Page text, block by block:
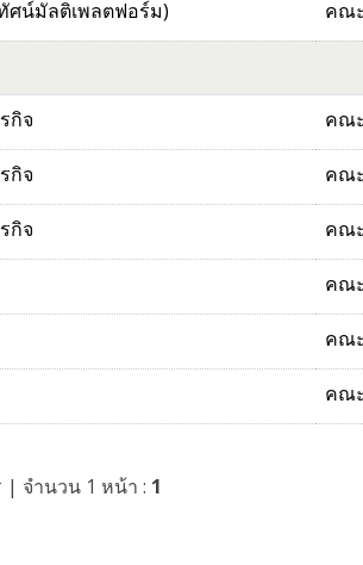
ศน์มัลติเพลตฟอร์ม) คณ
กิจ คณ
กิจ คณ
กิจ คณ
คณ
คณ
คณ
| จำนวน 1 หน้า : 1